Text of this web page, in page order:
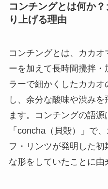
コンチングとは何か
り上げる理由
コンチングとは、カカ
ーを加えて長時間攪拌
ラーで細かくしたカカ
し、余分な酸味や渋みを
ます。コンチングの語
「concha（貝殻）」で
フ・リンツが発明した初
な形をしていたことに由